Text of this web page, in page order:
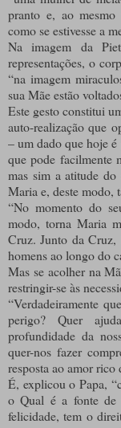
pranto e, ao
como se estivesse a
Na imagem da
representações, o
“na imagem
sua Mãe estão
Este gesto constitui
auto-realização que
– um dado que hoje
que pode facilmente
mas sim a atitude
Maria e, deste modo,
“No momento do
modo, torna Maria
Cruz. Junto da Cruz,
homens ao longo do
Mas se acolher na
restringir-se às
“Verdadeiramente
perigo? Quer
profundidade da
quer-nos fazer
resposta ao amor rico
É, explicou o Papa,
o Qual é a fonte de
felicidade, tem o